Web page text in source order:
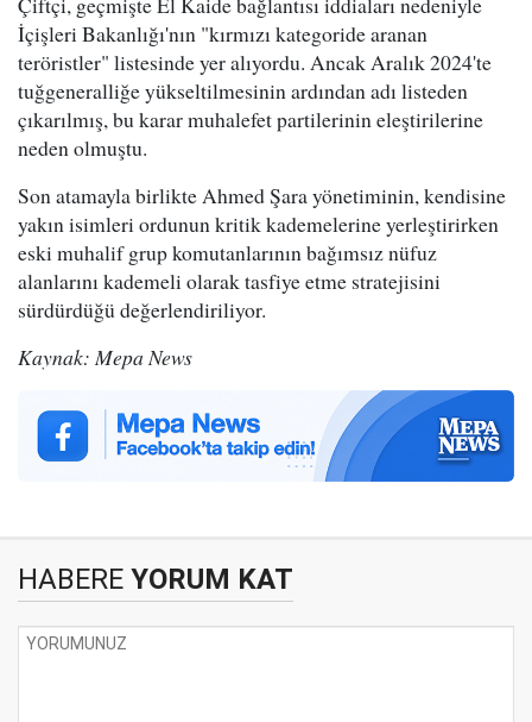
İçişleri Bakanlığı'nın "kırmızı kategoride aranan
teröristler" listesinde yer alıyordu. Ancak Aralık 2024'te
tuğgeneralliğe yükseltilmesinin ardından adı listeden
çıkarılmış, bu karar muhalefet partilerinin eleştirilerine
neden olmuştu.
Son atamayla birlikte Ahmed Şara yönetiminin, kendisine
yakın isimleri ordunun kritik kademelerine yerleştirirken
eski muhalif grup komutanlarının bağımsız nüfuz
alanlarını kademeli olarak tasfiye etme stratejisini
sürdürdüğü değerlendiriliyor.
Kaynak: Mepa News
HABERE YORUM KAT